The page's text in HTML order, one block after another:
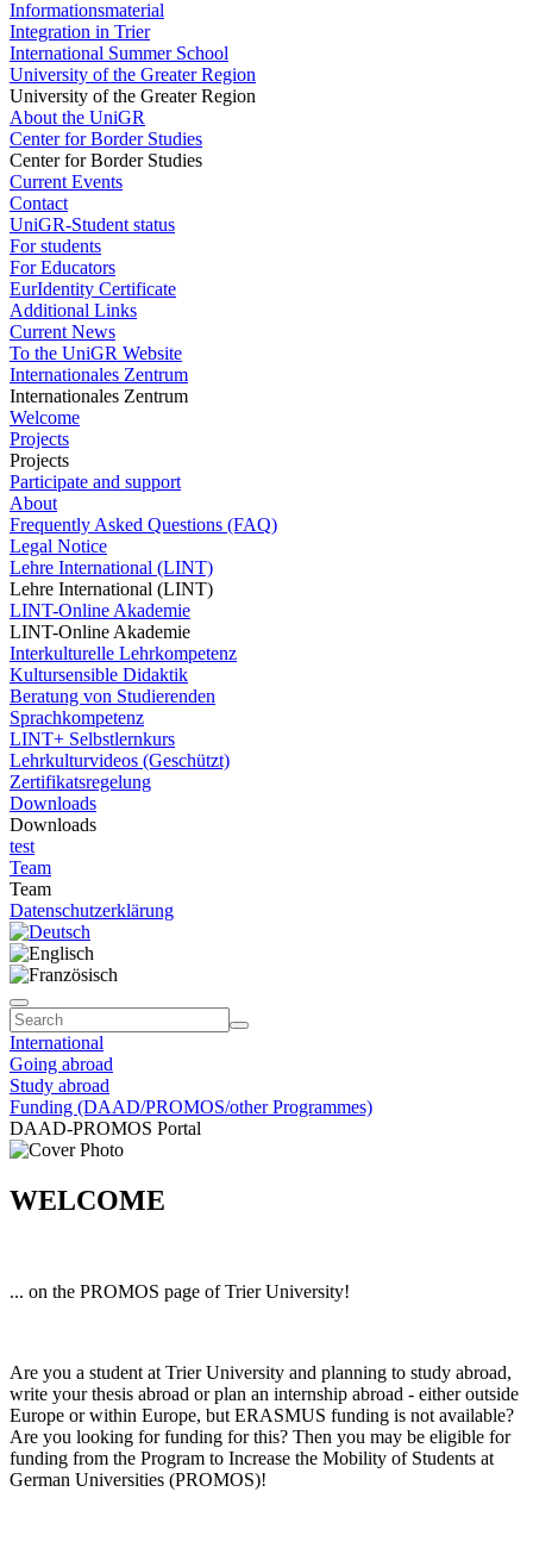
Informationsmaterial
Integration in Trier
International Summer School
University of the Greater Region
University of the Greater Region
About the UniGR
Center for Border Studies
Center for Border Studies
Current Events
Contact
UniGR-Student status
For students
For Educators
EurIdentity Certificate
Additional Links
Current News
To the UniGR Website
Internationales Zentrum
Internationales Zentrum
Welcome
Projects
Projects
Participate and support
About
Frequently Asked Questions (FAQ)
Legal Notice
Lehre International (LINT)
Lehre International (LINT)
LINT-Online Akademie
LINT-Online Akademie
Interkulturelle Lehrkompetenz
Kultursensible Didaktik
Beratung von Studierenden
Sprachkompetenz
LINT+ Selbstlernkurs
Lehrkulturvideos (Geschützt)
Zertifikatsregelung
Downloads
Downloads
test
Team
Team
Datenschutzerklärung
International
Going abroad
Study abroad
Funding (DAAD/PROMOS/other Programmes)
DAAD-PROMOS Portal
WELCOME
... on the PROMOS page of Trier University!
Are you a student at Trier University and planning to study abroad,
write your thesis abroad or plan an internship abroad - either outside
Europe or within Europe, but ERASMUS funding is not available?
Are you looking for funding for this? Then you may be eligible for
funding from the Program to Increase the Mobility of Students at
German Universities (PROMOS)!